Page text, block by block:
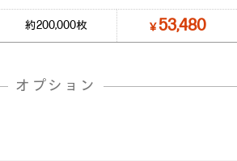
約200,000枚 ￥53,480
オプション